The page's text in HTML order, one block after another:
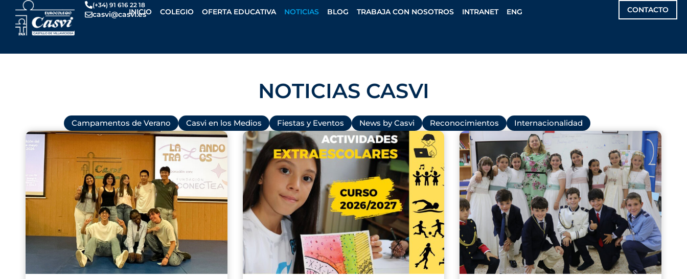
contenido
(+34) 91 616 22 18
casvi@casvi.es
INICIO COLEGIO OFERTA EDUCATIVA NOTICIAS BLOG TRABAJA CON NOSOTROS INTRANET ENG CONTACTO
NOTICIAS CASVI
Campamentos de Verano Casvi en los Medios Fiestas y Eventos News by Casvi Reconocimientos Internacionalidad
P
a
e
P
a
g
e
P
a
g
P
a
P
a
e
P
a
e